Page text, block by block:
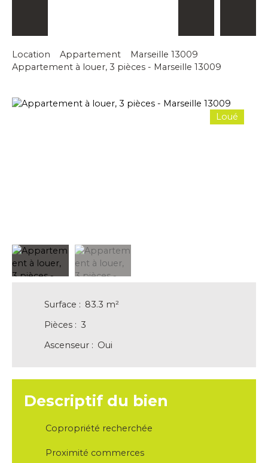
Location Appartement
Marseille 13009
Appartement à louer, 3 pièces - Marseille 13009
Loué
Surface : 83.3 m²
Pièces : 3
Ascenseur : Oui
Descriptif du bien
Copropriété recherchée
Proximité commerces